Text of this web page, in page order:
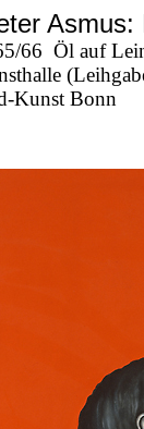
Asmus:
66 Öl auf
Kunst Bonn